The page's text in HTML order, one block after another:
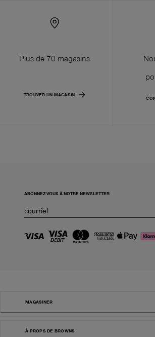
Plus de 70 magasins
TROUVER UN MAGASIN
ABONNEZ-VOUS À NOTRE NEWSLETTER
MAGASINER
À PROPS DE BROWNS